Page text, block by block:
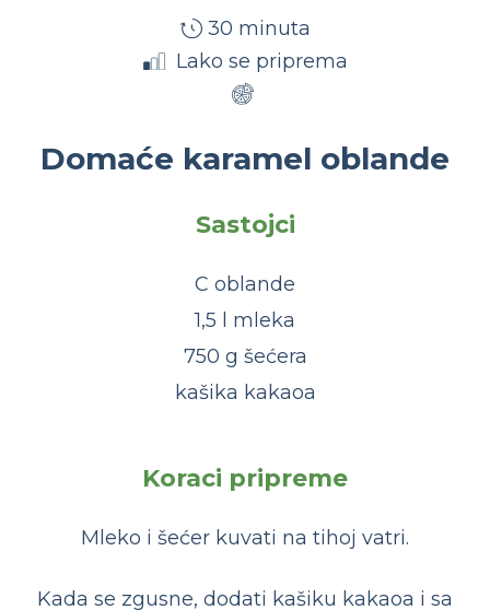
30 minuta
Lako se priprema
Domaće karamel oblande
Sastojci
C oblande
1,5 l mleka
750 g šećera
kašika kakaoa
Koraci pripreme
Mleko i šećer kuvati na tihoj vatri.
Kada se zgusne, dodati kašiku kakaoa i sa